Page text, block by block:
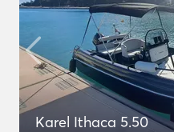
Karel Ithaca 5.50